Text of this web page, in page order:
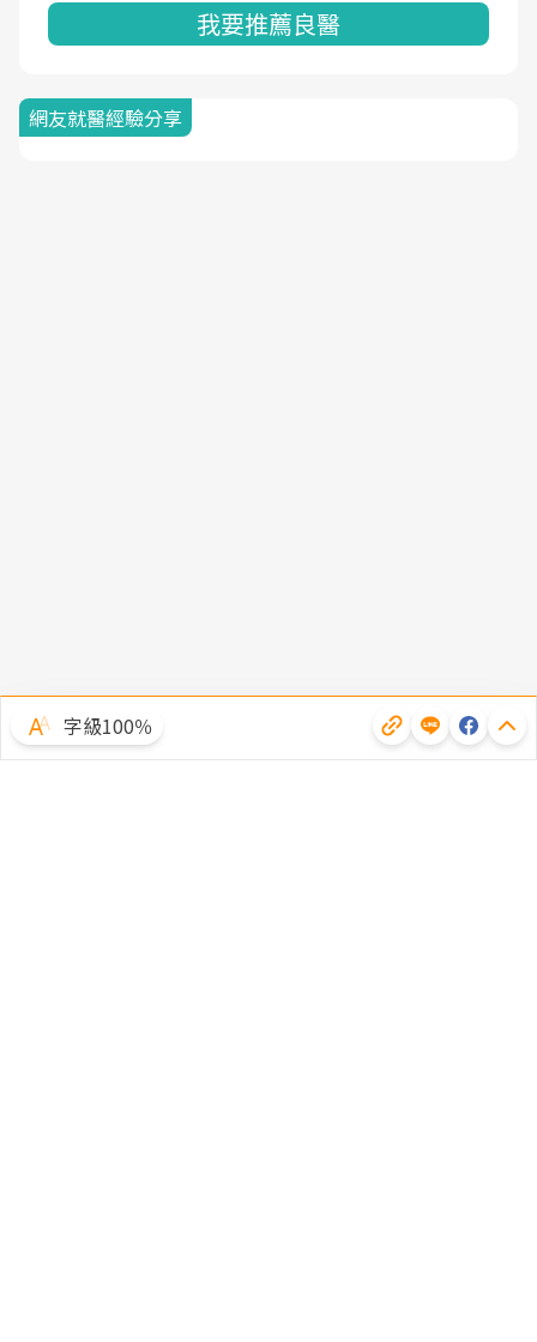
我要推薦良醫
網友就醫經驗分享
字級100％